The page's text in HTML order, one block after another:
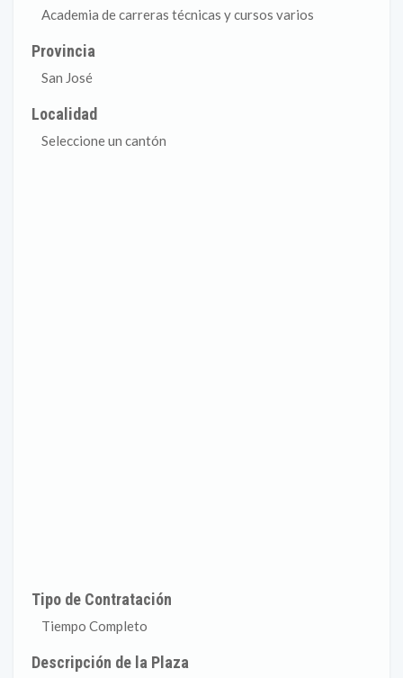
Academia de carreras técnicas y cursos varios
Provincia
San José
Localidad
Seleccione un cantón
Tipo de Contratación
Tiempo Completo
Descripción de la Plaza